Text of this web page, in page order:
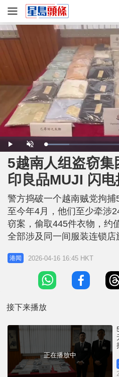
P
l
y
U
n
m
u
e
L
o
d
e
d
:
2
1
4
%
5越南人组盗窃
印良品MUJI 闪
警方捣破一个越南贼党拘
至今年4月，他们至少牵涉
窃案，偷取445件衣物，约
全部涉及同一间服装连锁
拣会戴「假发帽」乔装专
分钟内偷取多件衣物，之
房，而赃物亦会在一至两
该连锁服装店为无印良品
港闻 2026-04-16 16:45 HKT
接下来播放
正在播放中